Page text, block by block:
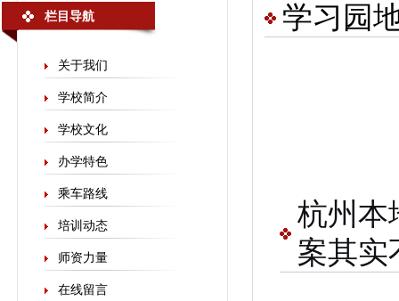
栏目导航
关于我们
学校简介
学校文化
办学特色
乘车路线
培训动态
师资力量
在线留言
学习园
杭州本
案其实